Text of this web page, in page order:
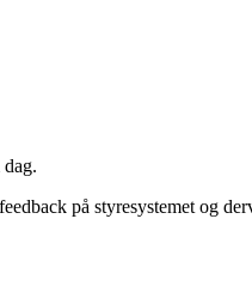
på styresystemet og